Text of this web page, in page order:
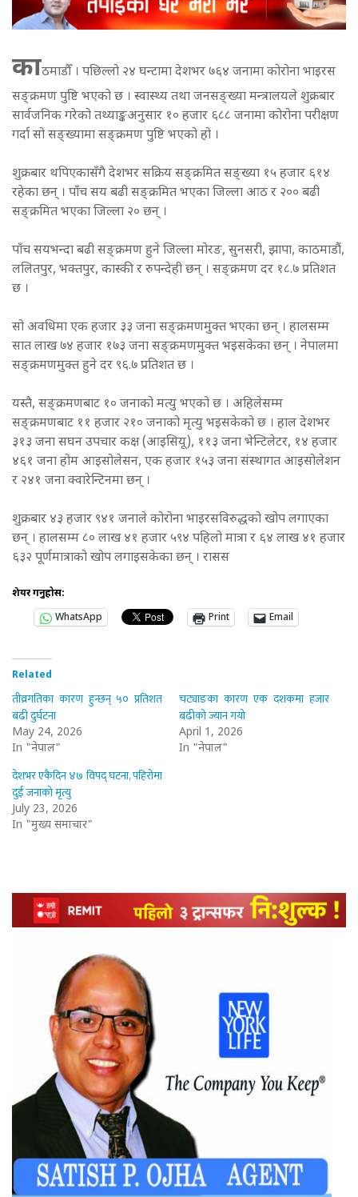
काठमाडौँ । पछिल्लो २४ घन्टामा देशभर ७६४ जनामा कोरोना भाइरस
सङ्क्रमण पुष्टि भएको छ । स्वास्थ्य तथा जनसङ्ख्या मन्त्रालयले शुक्रबार
सार्वजनिक गरेको तथ्याङ्कअनुसार १० हजार ६८८ जनामा कोरोना परीक्षण
गर्दा सो सङ्ख्यामा सङ्क्रमण पुष्टि भएको हो ।
शुक्रबार थपिएकासँगै देशभर सक्रिय सङ्क्रमित सङ्ख्या १५ हजार ६१४
रहेका छन् । पाँच सय बढी सङ्क्रमित भएका जिल्ला आठ र २०० बढी
सङ्क्रमित भएका जिल्ला २० छन् ।
पाँच सयभन्दा बढी सङ्क्रमण हुने जिल्ला मोरङ, सुनसरी, झापा, काठमाडौं,
ललितपुर, भक्तपुर, कास्की र रुपन्देही छन् । सङ्क्रमण दर १८.७ प्रतिशत
छ ।
सो अवधिमा एक हजार ३३ जना सङ्क्रमणमुक्त भएका छन् । हालसम्म
सात लाख ७४ हजार १७३ जना सङ्क्रमणमुक्त भइसकेका छन् । नेपालमा
सङ्क्रमणमुक्त हुने दर ९६.७ प्रतिशत छ ।
यस्तै, सङ्क्रमणबाट १० जनाको मत्यु भएको छ । अहिलेसम्म
सङ्क्रमणबाट ११ हजार २१० जनाको मृत्यु भइसकेको छ । हाल देशभर
३१३ जना सघन उपचार कक्ष (आइसियू), ११३ जना भेन्टिलेटर, १४ हजार
४६१ जना होम आइसोलेसन, एक हजार १५३ जना संस्थागत आइसोलेशन
र २४१ जना क्वारेन्टिनमा छन् ।
शुक्रबार ४३ हजार ९४१ जनाले कोरोना भाइरसविरुद्धको खोप लगाएका
छन् । हालसम्म ८० लाख ४१ हजार ५९४ पहिलो मात्रा र ६४ लाख ४१ हजार
६३२ पूर्णमात्राको खोप लगाइसकेका छन् । रासस
शेयर गर्नुहोस:
WhatsApp
Print Email
Related
तीव्रगतिका कारण हुन्छन् ५० प्रतिशत
बढी दुर्घटना
May 24, 2026
In "नेपाल"
चट्याङका कारण एक दशकमा हजार
बढीको ज्यान गयो
April 1, 2026
In "नेपाल"
देशभर एकैदिन ४७ विपद् घटना, पहिरोमा
दुई जनाको मृत्यु
July 23, 2026
In "मुख्य समाचार"